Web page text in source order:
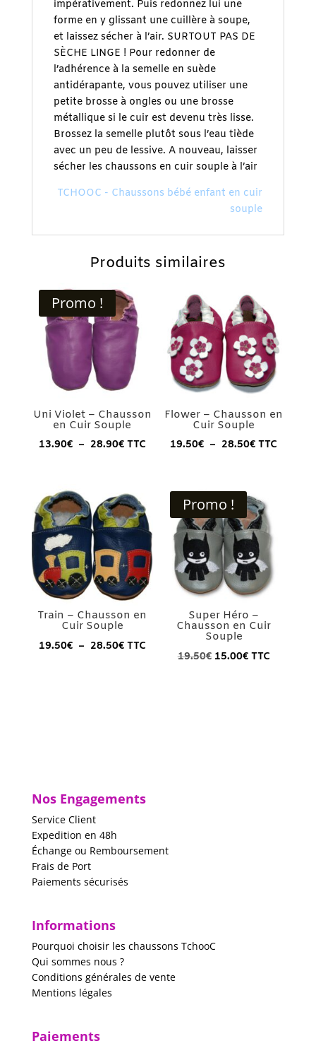
impérativement. Puis redonnez lui une
forme en y glissant une cuillère à soupe,
et laissez sécher à l’air. SURTOUT PAS DE
SÈCHE LINGE ! Pour redonner de
l’adhérence à la semelle en suède
antidérapante, vous pouvez utiliser une
petite brosse à ongles ou une brosse
métallique si le cuir est devenu très lisse.
Brossez la semelle plutôt sous l’eau tiède
avec un peu de lessive. A nouveau, laisser
sécher les chaussons en cuir souple à l’air
TCHOOC - Chaussons bébé enfant en cuir
souple
Produits similaires
Promo !
Uni Violet – Chausson
en Cuir Souple
13.90€ – 28.90€Plage
13.90€
à
28.90€
TTC
Flower – Chausson en
Cuir Souple
19.50€ – 28.50€Plage
19.50€
à
28.50€
TTC
Train – Chausson en
Cuir Souple
19.50€ – 28.50€Plage
TTC
Promo !
Super Héro –
Chausson en Cuir
Souple
19.50€ Le
15.00€Le
TTC
Nos Engagements
Service Client
Expedition en 48h
Échange ou Remboursement
Frais de Port
Paiements sécurisés
Informations
Pourquoi choisir les chaussons TchooC
Qui sommes nous ?
Conditions générales de vente
Mentions légales
Paiements